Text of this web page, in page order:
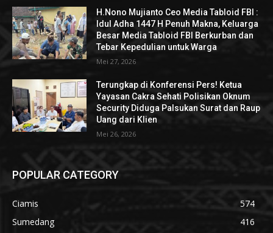
H.Nono Mujianto Ceo Media Tabloid FBI :
Idul Adha 1447 H Penuh Makna, Keluarga
Besar Media Tabloid FBI Berkurban dan
Tebar Kepedulian untuk Warga
Mei 27, 2026
Terungkap di Konferensi Pers! Ketua
Yayasan Cakra Sehati Polisikan Oknum
Security Diduga Palsukan Surat dan Raup
Uang dari Klien
Mei 26, 2026
POPULAR CATEGORY
Ciamis
574
Sumedang
416